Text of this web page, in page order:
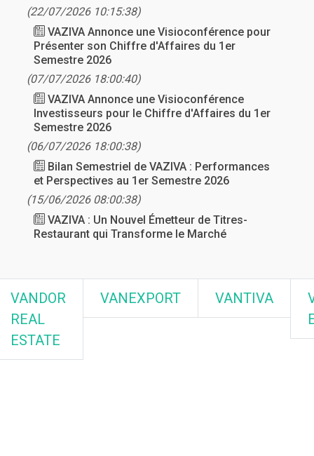
(22/07/2026 10:15:38)
VAZIVA Annonce une Visioconférence pour
Présenter son Chiffre d'Affaires du 1er
Semestre 2026
(07/07/2026 18:00:40)
VAZIVA Annonce une Visioconférence
Investisseurs pour le Chiffre d'Affaires du 1er
Semestre 2026
(06/07/2026 18:00:38)
Bilan Semestriel de VAZIVA : Performances
et Perspectives au 1er Semestre 2026
(15/06/2026 08:00:38)
VAZIVA : Un Nouvel Émetteur de Titres-
Restaurant qui Transforme le Marché
VANDOR
REAL
ESTATE
VANEXPORT VANTIVA